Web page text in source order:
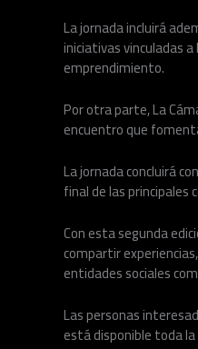
La jornada incluirá
iniciativas vinculadas
emprendimiento.
Por otra parte, La
encuentro que
La jornada concluirá
final de las
Con esta segunda
compartir
entidades sociales
Las personas
está disponible toda